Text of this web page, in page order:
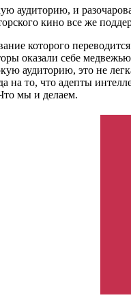
аудиторию, и
кино все же
которого
оказали себе
аудиторию, это не
на то, что адепты
мы и делаем.